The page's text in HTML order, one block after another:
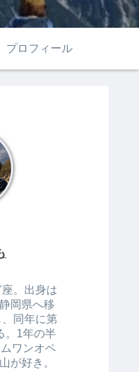
プロフィール
。出身は
岡県へ移
同年に第
。1年の半
ワンオペ
が好き。